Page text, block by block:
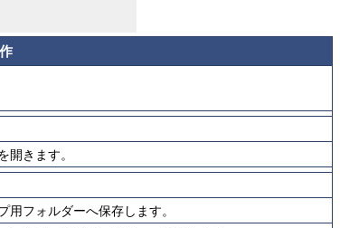
開きます。
フォルダーへ保存します。